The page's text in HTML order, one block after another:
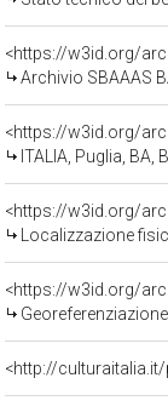
<https://w3id.org/
Archivio SBAAAS
<https://w3id.org/
ITALIA, Puglia, BA,
<https://w3id.org/
Localizzazione
<https://w3id.org/
<http://